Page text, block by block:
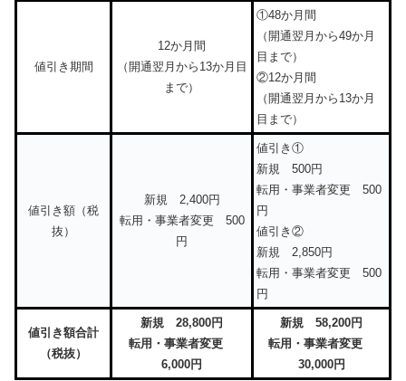
値引き期間
12か月間
（開通翌月から13か月目
まで）
①48か月間
（開通翌月から49か月
目まで）
②12か月間
（開通翌月から13か月
目まで）
値引き額（税
抜）
新規 2,400円
転用・事業者変更 500
円
値引き①
新規 500円
転用・事業者変更 500
円
値引き②
新規 2,850円
転用・事業者変更 500
円
値引き額合計
（税抜）
新規 28,800円
転用・事業者変更
6,000円
新規 58,200円
転用・事業者変更
30,000円